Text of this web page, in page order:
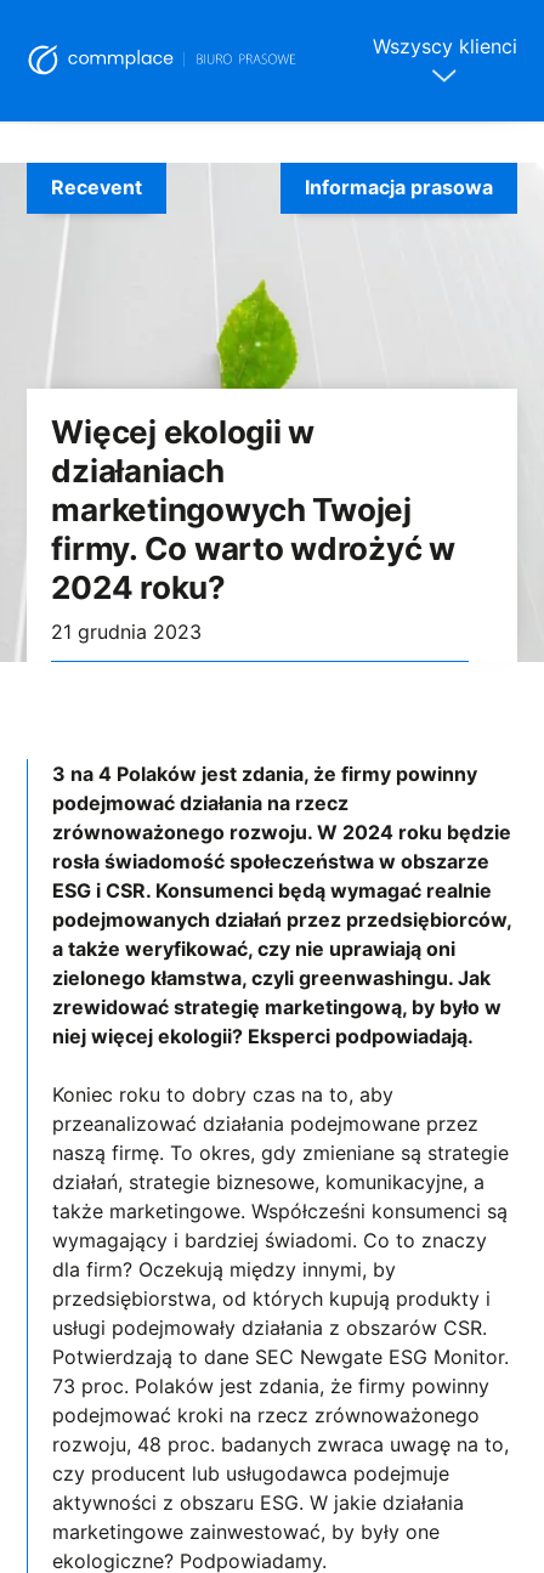
to
content
Wszyscy klienci
Więcej ekologii w
działaniach
marketingowych Twojej
firmy. Co warto wdrożyć w
2024 roku?
21 grudnia 2023
Recevent Informacja prasowa
3 na 4 Polaków jest zdania, że firmy powinny
podejmować działania na rzecz
zrównoważonego rozwoju. W 2024 roku będzie
rosła świadomość społeczeństwa w obszarze
ESG i CSR. Konsumenci będą wymagać realnie
podejmowanych działań przez przedsiębiorców,
a także weryfikować, czy nie uprawiają oni
zielonego kłamstwa, czyli greenwashingu. Jak
zrewidować strategię marketingową, by było w
niej więcej ekologii? Eksperci podpowiadają.
Koniec roku to dobry czas na to, aby
przeanalizować działania podejmowane przez
naszą firmę. To okres, gdy zmieniane są strategie
działań, strategie biznesowe, komunikacyjne, a
także marketingowe. Współcześni konsumenci są
wymagający i bardziej świadomi. Co to znaczy
dla firm? Oczekują między innymi, by
przedsiębiorstwa, od których kupują produkty i
usługi podejmowały działania z obszarów CSR.
Potwierdzają to dane SEC Newgate ESG Monitor.
73 proc. Polaków jest zdania, że firmy powinny
podejmować kroki na rzecz zrównoważonego
rozwoju, 48 proc. badanych zwraca uwagę na to,
czy producent lub usługodawca podejmuje
aktywności z obszaru ESG. W jakie działania
marketingowe zainwestować, by były one
ekologiczne? Podpowiadamy.